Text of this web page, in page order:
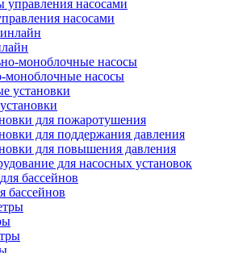
насосами
моноблочные насосы
для пожаротушения
для поддержания давления
для повышения давления
для насосных установок
бассейнов